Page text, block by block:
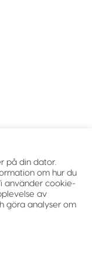
på din dator.
om hur du
använder cookie-
av
göra analyser om